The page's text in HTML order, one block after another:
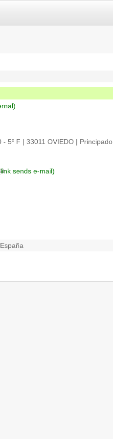
5º F | 33011 OVIEDO | Principado
sends e-mail)
España